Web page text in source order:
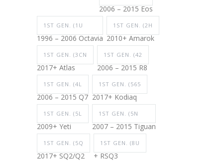
2006 – 2015 Eos
1ST GEN. (1U
1996 – 2006 Octavia
1ST GEN. (2H
2010+ Amarok
1ST GEN. (3CN
2017+ Atlas
1ST GEN. (42
2006 – 2015 R8
1ST GEN. (4L
2006 – 2015 Q7
1ST GEN. (565
2017+ Kodiaq
1ST GEN. (5L
2009+ Yeti
1ST GEN. (5N
2007 – 2015 Tiguan
1ST GEN. (5Q
2017+ SQ2/Q2
1ST GEN. (8U
+ RSQ3